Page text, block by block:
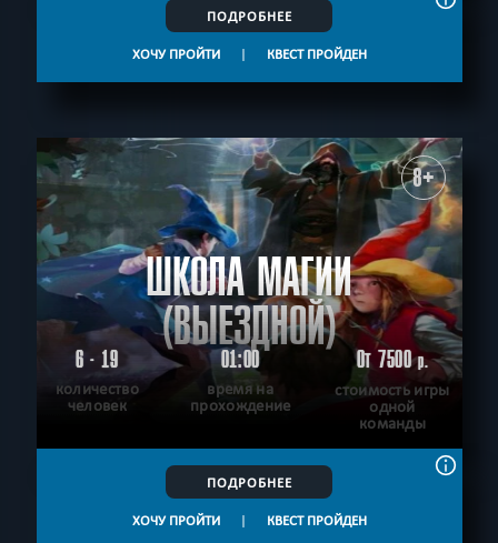
ПОДРОБНЕЕ
ХОЧУ ПРОЙТИ | КВЕСТ ПРОЙДЕН
8+
ШКОЛА МАГИИ
(ВЫЕЗДНОЙ)
6 - 19
количество
человек
01:00
время на
прохождение
От 7500р.
стоимость игры
одной
команды
ПОДРОБНЕЕ
ХОЧУ ПРОЙТИ | КВЕСТ ПРОЙДЕН